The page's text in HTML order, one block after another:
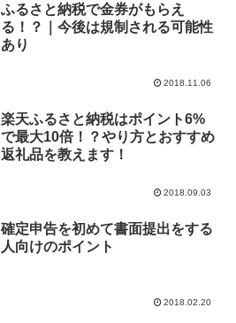
ふるさと納税で金券がもらえ
る！？｜今後は規制される可能性
あり
2018.11.06
楽天ふるさと納税はポイント6%
で最大10倍！？やり方とおすすめ
返礼品を教えます！
2018.09.03
確定申告を初めて書面提出をする
人向けのポイント
2018.02.20